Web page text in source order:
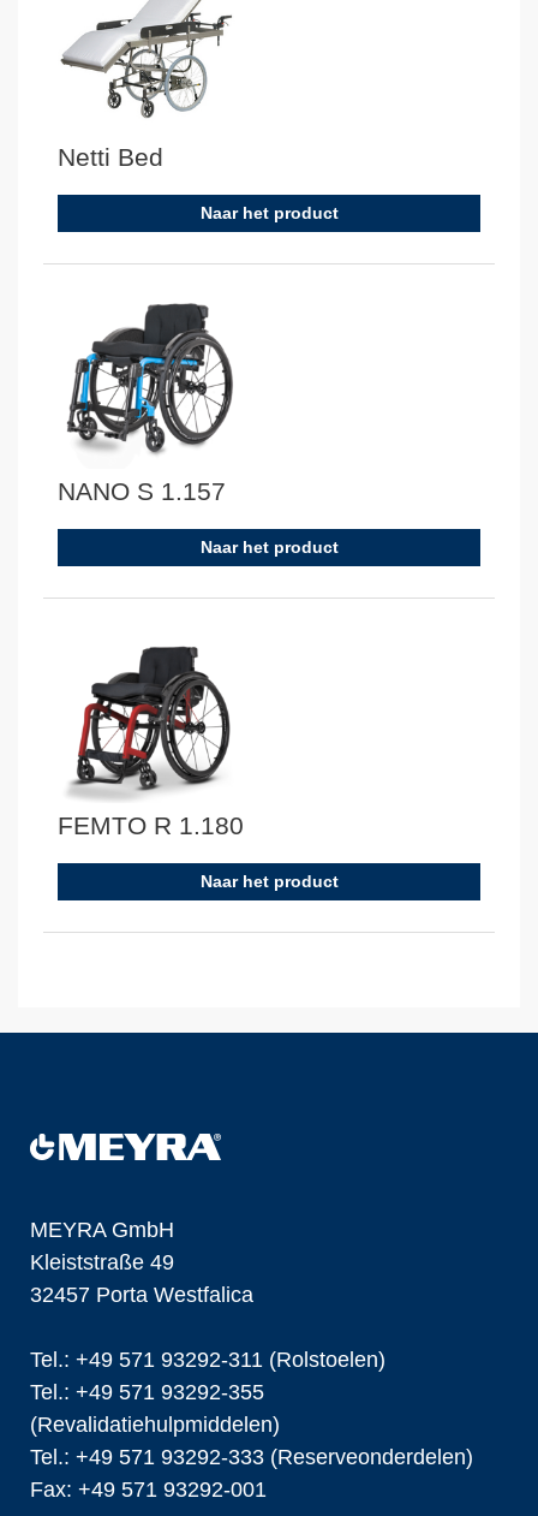
Netti Bed
Naar het product
NANO S 1.157
Naar het product
FEMTO R 1.180
Naar het product
MEYRA GmbH
Kleiststraße 49
32457 Porta Westfalica
Tel.: +49 571 93292-311 (Rolstoelen)
Tel.: +49 571 93292-355
(Revalidatiehulpmiddelen)
Tel.: +49 571 93292-333 (Reserveonderdelen)
Fax: +49 571 93292-001